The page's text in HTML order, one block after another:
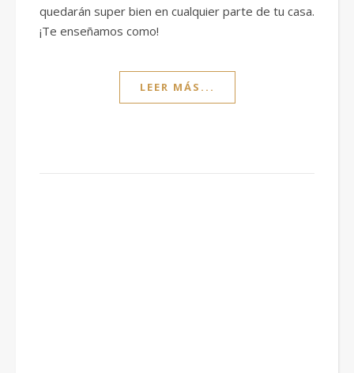
quedarán super bien en cualquier parte de tu casa.
¡Te enseñamos como!
LEER MÁS...